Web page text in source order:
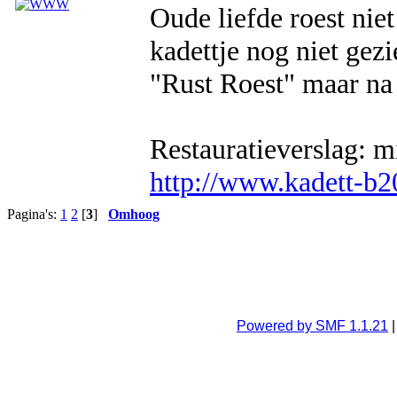
Oude liefde roest
kadettje nog niet
"Rust Roest" maar
Restauratieverslag:
http://www.kadett-
Pagina's: 1 2 [3] Omhoog
Powered by SMF 1.1.21